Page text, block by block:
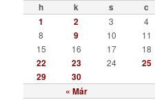
r
h k s c
« Már
1 2 3 4
8 9 10 11
15 16 17 18
22
23 24 25
29
30